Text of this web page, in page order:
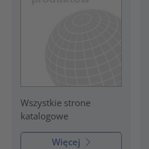
Wszystkie strone
katalogowe
Więcej